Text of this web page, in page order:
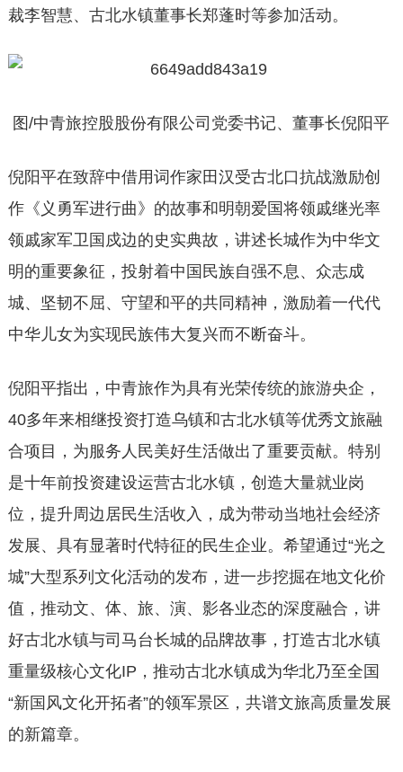
裁李智慧、古北水镇董事长郑蓬时等参加活动。
图/中青旅控股股份有限公司党委书记、董事长倪阳平
倪阳平在致辞中借用词作家田汉受古北口抗战激励创
作《义勇军进行曲》的故事和明朝爱国将领戚继光率
领戚家军卫国戍边的史实典故，讲述长城作为中华文
明的重要象征，投射着中国民族自强不息、众志成
城、坚韧不屈、守望和平的共同精神，激励着一代代
中华儿女为实现民族伟大复兴而不断奋斗。
倪阳平指出，中青旅作为具有光荣传统的旅游央企，
40多年来相继投资打造乌镇和古北水镇等优秀文旅融
合项目，为服务人民美好生活做出了重要贡献。特别
是十年前投资建设运营古北水镇，创造大量就业岗
位，提升周边居民生活收入，成为带动当地社会经济
发展、具有显著时代特征的民生企业。希望通过“光之
城”大型系列文化活动的发布，进一步挖掘在地文化价
值，推动文、体、旅、演、影各业态的深度融合，讲
好古北水镇与司马台长城的品牌故事，打造古北水镇
重量级核心文化IP，推动古北水镇成为华北乃至全国
“新国风文化开拓者”的领军景区，共谱文旅高质量发展
的新篇章。